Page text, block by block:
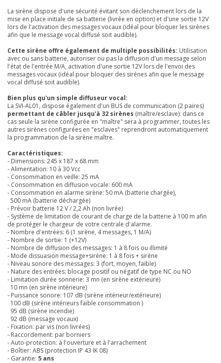
La sirène dispose d'une sécurité évitant son déclenchement lors de la
mise en place initiale de sa batterie (livrée en option) et d'une sortie 12V
lors de l'activation des messages vocaux (idéal pour bloquer les sirènes
afin que le message vocal diffusé soit audible).
Cette sirène offre également de multiple possibilités: Utilisation
avec ou sans batterie, autoriser ou pas la diffusion d'un message selon
l'état de l'entrée M/A, activation d'une sortie 12V lors de l'envoi des
messages vocaux (idéal pour bloquer des sirènes afin que le message
vocal diffusé soit audible).
Bien plus qu'un simple diffuseur vocal:
La SVI-AL01, dispose également d'un BUS de communication (2 paires)
permettant de câbler jusqu'à 32 sirènes (maître/esclave): dans ce
cas seule la sirène configurée en "maître" sera à programmer, toutes les
autres sirènes configurées en "esclaves" reprendront automatiquement
la programmation de la sirène maître.
Caractéristiques:
- Dimensions: 245 x 187 x 68 mm
- Alimentation: 10 à 30 Vcc
- Consommation en veille: 25 mA
- Consommation en diffusion vocale: 600 mA
- Consommation en alarme sirène: 50 mA (batterie chargée),
500 mA (batterie déchargée)
- Prévoir batterie 12 V / 2,2 Ah (non livrée)
- Système de limitation de courant de charge de la batterie à 100 m afin
de protéger le chargeur de votre centrale d'alarme.
- Nombre d'entrées: 6 (1 sirène, 4 messages, 1 M/A)
- Nombre de sortie: 1 (+12V)
- Nombre de diffusion des messages: 1 à 8 fois ou illimité
- Mode dissuasion message+sirène: 1 à 8 fois + sirène
- Niveau sonore des messages: 3 (fort, moyen, faible)
- Nature des entrées: blocage positif ou négatif de type NC ou NO
- Limitation durée sonnerie: 3 mn (en sirène extérieure)
10 mn (en sirène intérieure)
- Puissance sonore: 107 dB (sirène intérieur/extérieure)
100 dB (sirène intérieurs faible consommation )
95 dB (sirène incendie)
92 dB (message vocaux)
- Fixation: par vis (non livrées)
- Raccordement: par borniers
- Auto-protection: à l'ouverture et à l'arrachement
- Boîtier: ABS (protection IP 43 IK 08)
- Garantie: 5 ans